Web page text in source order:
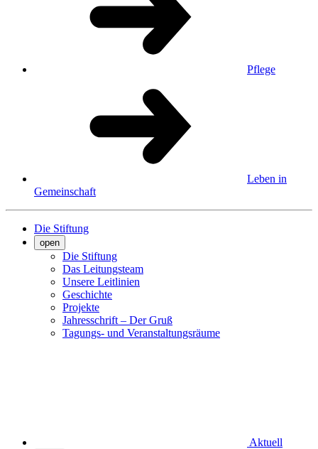
Pflege
Leben in
Gemeinschaft
Die Stiftung
open
Die Stiftung
Das Leitungsteam
Unsere Leitlinien
Geschichte
Projekte
Jahresschrift – Der Gruß
Tagungs- und Veranstaltungsräume
Aktuell